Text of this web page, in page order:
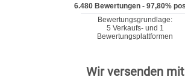
Wir versenden mit